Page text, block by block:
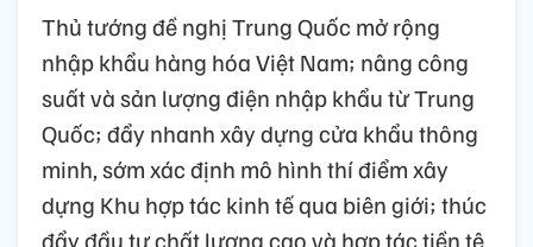
Thủ tướng đề nghị Trung Quốc mở rộng
nhập khẩu hàng hóa Việt Nam; nâng công
suất và sản lượng điện nhập khẩu từ Trung
Quốc; đẩy nhanh xây dựng cửa khẩu thông
minh, sớm xác định mô hình thí điểm xây
dựng Khu hợp tác kinh tế qua biên giới; thúc
đẩy đầu tư chất lượng cao và hợp tác tiền tệ